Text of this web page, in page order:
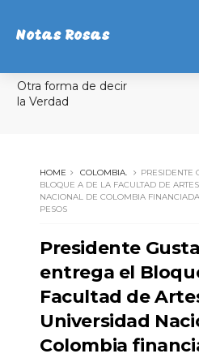
Notas Rosas
Otra forma de decir
la Verdad
HOME COLOMBIA.
PRESIDENTE
BLOQUE A DE LA FACULTAD DE
NACIONAL DE COLOMBIA
PESOS
Presidente
entrega el
Facultad de
Universidad
Colombia